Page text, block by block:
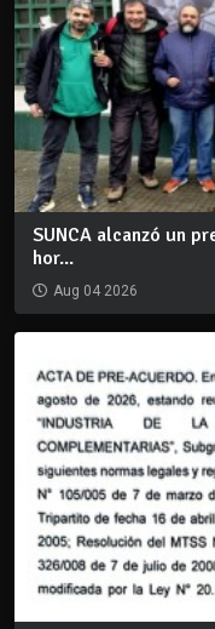
SUNCA alcanzó un
hor...
Aug 04 2026